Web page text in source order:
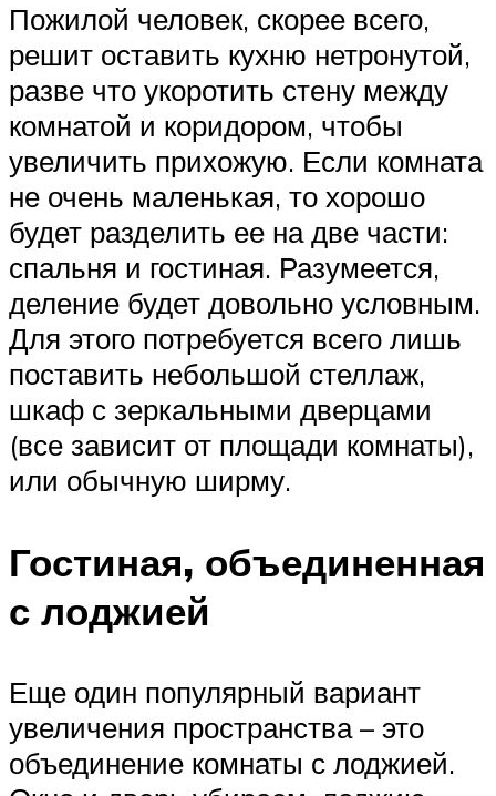
Пожилой человек, скорее всего,
решит оставить кухню нетронутой,
разве что укоротить стену между
комнатой и коридором, чтобы
увеличить прихожую. Если комната
не очень маленькая, то хорошо
будет разделить ее на две части:
спальня и гостиная. Разумеется,
деление будет довольно условным.
Для этого потребуется всего лишь
поставить небольшой стеллаж,
шкаф с зеркальными дверцами
(все зависит от площади комнаты),
или обычную ширму.
Гостиная, объединенная
с лоджией
Еще один популярный вариант
увеличения пространства – это
объединение комнаты с лоджией.